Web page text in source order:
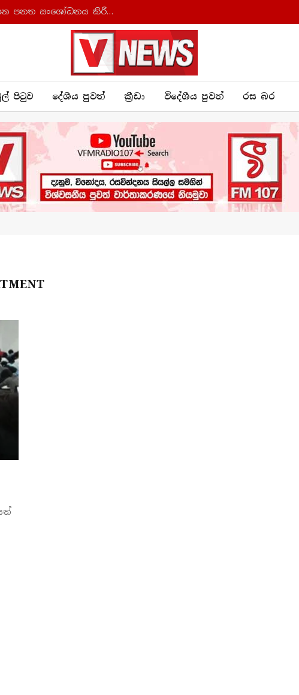
ආණ්ඩුක්‍රම ව්‍යවස්ථාව සහ අධිකරණ සංවිධාන පනත සංශෝධනය කිරීමට කැබිනට් අනුමැතිය
පිටුව දේශීය පුව​ත් ක්‍රී​ඩා විදේශීය පුවත් රස බ​ර